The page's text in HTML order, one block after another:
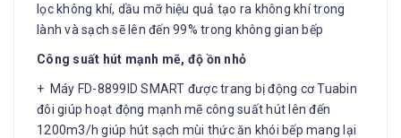
lọc không khí, dầu mỡ hiệu quả tạo ra không khí trong
lành và sạch sẽ lên đến 99% trong không gian bếp
Công suất hút mạnh mẽ, độ ồn nhỏ
+ Máy FD-8899ID SMART được trang bị động cơ Tuabin
đôi giúp hoạt động mạnh mẽ công suất hút lên đến
1200m3/h giúp hút sạch mùi thức ăn khói bếp mang lại